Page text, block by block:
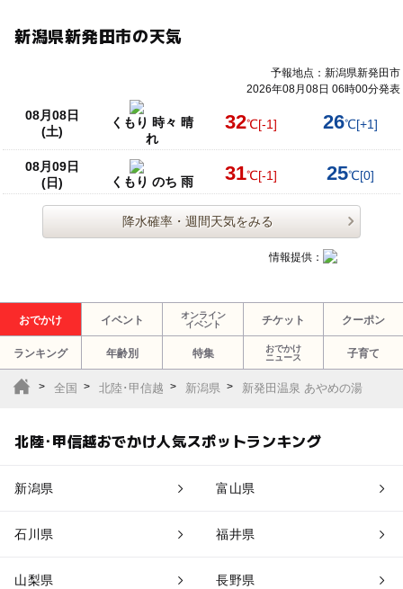
新潟県新発田市の天気
予報地点：新潟県新発田市
2026年08月08日 06時00分発表
08月08日
(土)
くもり 時々 晴
れ
32℃[-1] 26℃[+1]
08月09日
(日)
くもり のち 雨 31℃[-1] 25℃[0]
降水確率・週間天気をみる
情報提供：
おでかけ イベント
オンライン
イベント
チケット クーポン
ランキング 年齢別 特集
おでかけ
ニュース
子育て
全国 北陸･甲信越 新潟県 新発田温泉 あやめの湯
北陸･甲信越おでかけ人気スポットランキング
新潟県 富山県
石川県 福井県
山梨県 長野県